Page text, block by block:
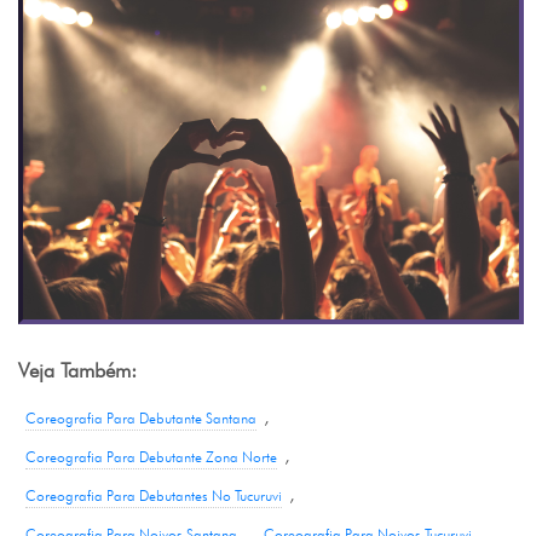
Veja Também:
Coreografia Para Debutante Santana ,
Coreografia Para Debutante Zona Norte ,
Coreografia Para Debutantes No Tucuruvi ,